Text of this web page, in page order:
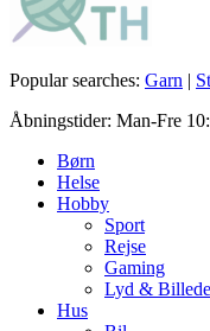
Terapi Hobby
Popular searches: Garn |
Åbningstider: Man-Fre
Børn
Helse
Hobby
Sport
Rejse
Gaming
Lyd & Billede
Hus